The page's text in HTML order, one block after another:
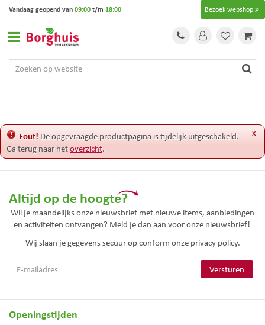
e
t
Bezoek webshop
Vandaag geopend van09:00t/m 18:00
x
Fout! De opgevraagde productpagina is tijdelijk uitgeschakeld.
Ga terug naar hetoverzicht.
Altijd op de hoogte?
Wil je maandelijks onze nieuwsbrief met nieuwe items, aanbiedingen
en activiteiten ontvangen? Meld je dan aan voor onze nieuwsbrief!
Wij slaan je gegevens secuur op conform onze privacy policy.
Openingstijden